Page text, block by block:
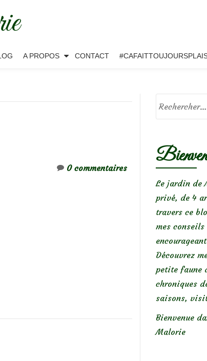
A PROPOS CONTACT
0 commentaires
Le jardin de
privé, de 4
travers ce
mes
Découvrez
petite faune
chroniques
saisons,
Bienvenue
Malorie